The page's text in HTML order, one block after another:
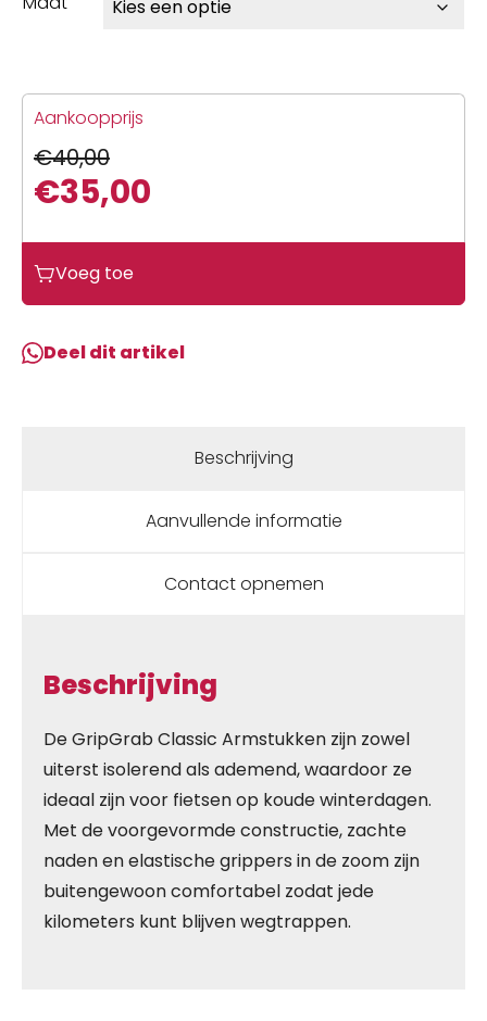
Aankoopprijs
€40,00
prijs
was:
€40,00.
€35,00
prijs
is:
€35,00.
Classic
Thermal
Warmers
Voeg toe
Deel dit artikel
Beschrijving
Aanvullende informatie
Contact opnemen
Beschrijving
De GripGrab Classic Armstukken zijn zowel
uiterst isolerend als ademend, waardoor ze
ideaal zijn voor fietsen op koude winterdagen.
Met de voorgevormde constructie, zachte
naden en elastische grippers in de zoom zijn
buitengewoon comfortabel zodat jede
kilometers kunt blijven wegtrappen.